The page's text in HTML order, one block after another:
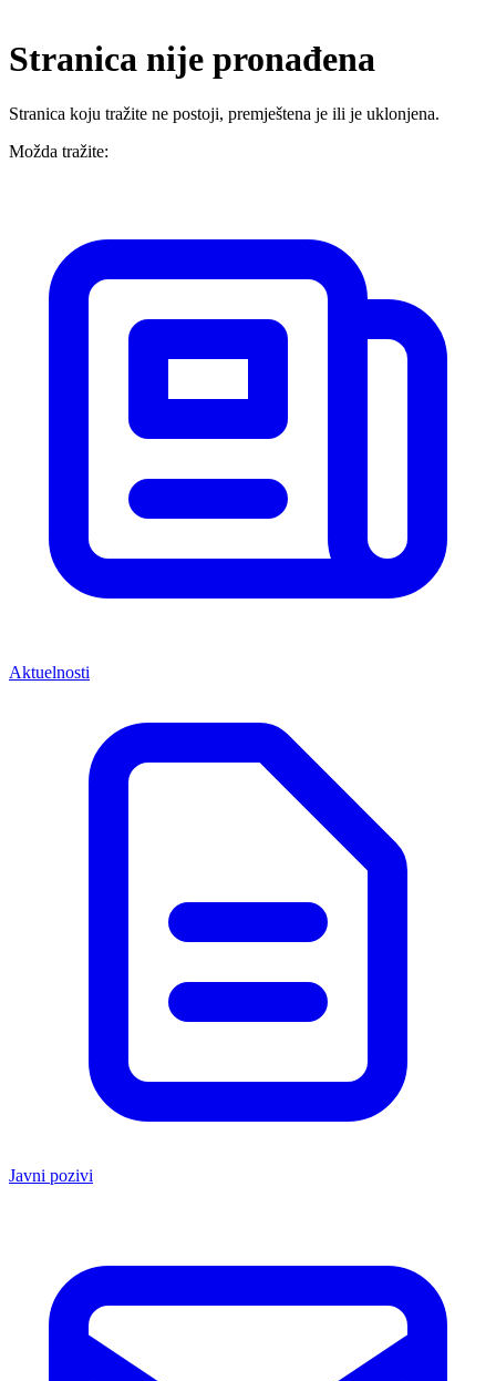
Stranica nije pronađena
Stranica koju tražite ne postoji, premještena je ili je uklonjena.
Možda tražite:
Aktuelnosti
Javni pozivi